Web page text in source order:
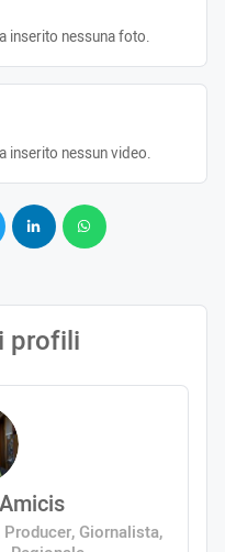
inserito nessuna foto.
inserito nessun video.
profili
Giornalista,